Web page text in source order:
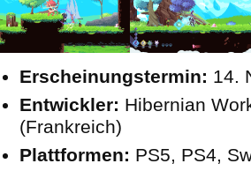
Erscheinungstermin: 14.
Entwickler: Hibernian
(Frankreich)
Plattformen: PS5, PS4,